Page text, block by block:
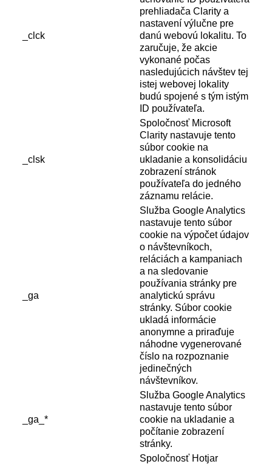
_clck
prehliadača Clarity a
nastavení výlučne pre
danú webovú lokalitu. To
zaručuje, že akcie
vykonané počas
nasledujúcich návštev tej
istej webovej lokality
budú spojené s tým istým
ID používateľa.
_clsk
Spoločnosť Microsoft
Clarity nastavuje tento
súbor cookie na
ukladanie a konsolidáciu
zobrazení stránok
používateľa do jedného
záznamu relácie.
_ga
Služba Google Analytics
nastavuje tento súbor
cookie na výpočet údajov
o návštevníkoch,
reláciách a kampaniach
a na sledovanie
používania stránky pre
analytickú správu
stránky. Súbor cookie
ukladá informácie
anonymne a priraďuje
náhodne vygenerované
číslo na rozpoznanie
jedinečných
návštevníkov.
_ga_*
Služba Google Analytics
nastavuje tento súbor
cookie na ukladanie a
počítanie zobrazení
stránky.
Spoločnosť Hotjar